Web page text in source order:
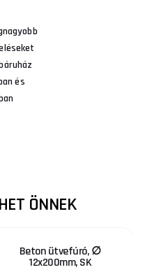
és
ÖNNEK
Beton ütvefúró, ∅
12x200mm, SK